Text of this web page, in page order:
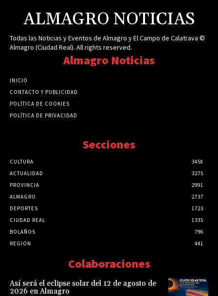
ALMAGRO NOTICIAS
Todas las Noticias y Eventos de Almagro y El Campo de Calatrava ©
Almagro (Ciudad Real). All rights reserved.
Almagro Noticias
INICIO
CONTACTO Y PUBLICIDAD
POLÍTICA DE COOKIES
POLÍTICA DE PRIVACIDAD
Secciones
CULTURA
3458
ACTUALIDAD
3275
PROVINCIA
2991
ALMAGRO
2737
DEPORTES
1723
CIUDAD REAL
1335
BOLAÑOS
796
REGION
441
Colaboraciones
Así será el eclipse solar del 12 de agosto de
2026 en Almagro